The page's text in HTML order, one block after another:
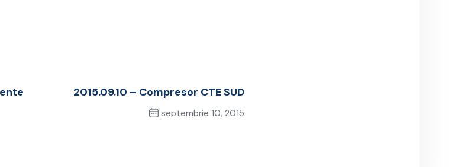
2015.09.10 – Compresor CTE SUD
septembrie 10, 2015